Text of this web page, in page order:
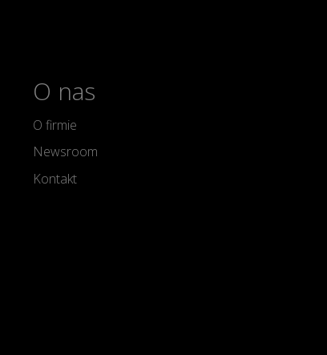
O nas
O firmie
Newsroom
Kontakt